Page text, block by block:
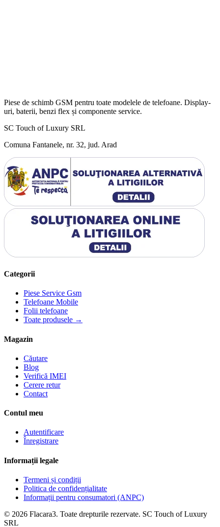
Piese de schimb GSM pentru toate modelele de telefoane. Display-
uri, baterii, benzi flex și componente service.
SC Touch of Luxury SRL
Comuna Fantanele, nr. 32, jud. Arad
Categorii
Piese Service Gsm
Telefoane Mobile
Folii telefoane
Toate produsele →
Magazin
Căutare
Blog
Verifică IMEI
Cerere retur
Contact
Contul meu
Autentificare
Înregistrare
Informații legale
Termeni și condiții
Politica de confidențialitate
Informații pentru consumatori (ANPC)
© 2026 Flacara3. Toate drepturile rezervate. SC Touch of Luxury
SRL